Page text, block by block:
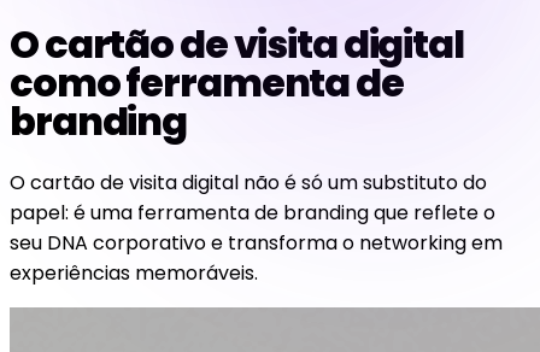
O cartão de visita digital
como ferramenta de
branding
O cartão de visita digital não é só um substituto do
papel: é uma ferramenta de branding que reflete o
seu DNA corporativo e transforma o networking em
experiências memoráveis.